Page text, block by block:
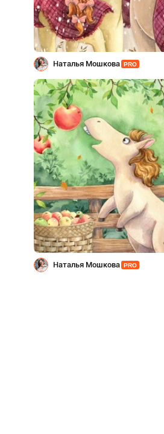
Наталья Мошкова PRO
Наталья Мошкова PRO